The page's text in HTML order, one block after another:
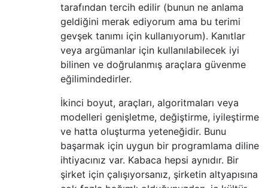
tarafından tercih edilir (bunun ne anlama
geldiğini merak ediyorum ama bu terimi
gevşek tanımı için kullanıyorum). Kanıtlar
veya argümanlar için kullanılabilecek iyi
bilinen ve doğrulanmış araçlara güvenme
eğilimindedirler.
İkinci boyut, araçları, algoritmaları veya
modelleri genişletme, değiştirme, iyileştirme
ve hatta oluşturma yeteneğidir. Bunu
başarmak için uygun bir programlama diline
ihtiyacınız var. Kabaca hepsi aynıdır. Bir
şirket için çalışıyorsanız, şirketin altyapısına